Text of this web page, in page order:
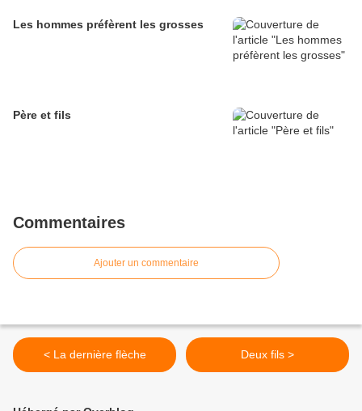
Les hommes préfèrent les grosses
Père et fils
Commentaires
Ajouter un commentaire
< La dernière flèche Deux fils >